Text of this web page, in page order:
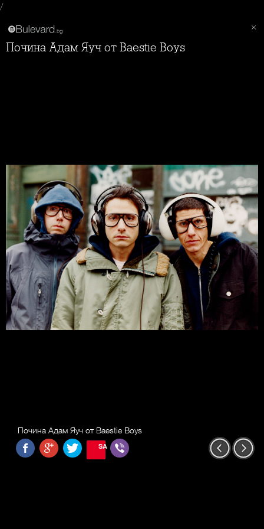
/
Почина Адам Яуч от Baestie Boys
Почина Адам Яуч от Baestie Boys
SAVE